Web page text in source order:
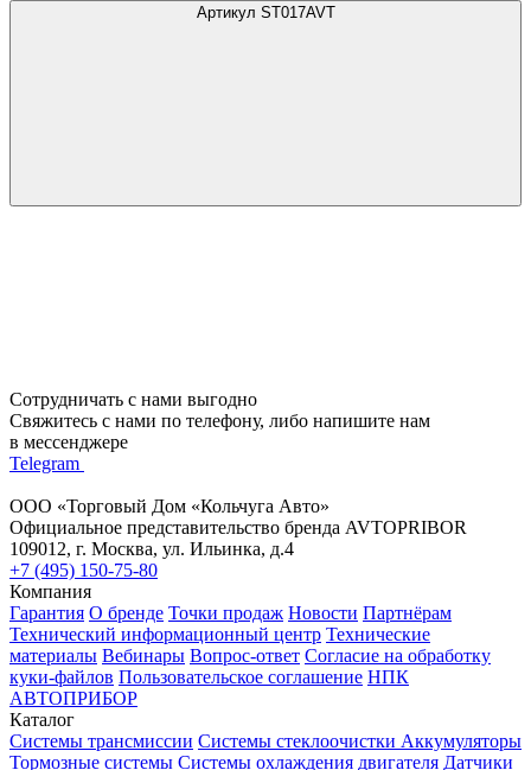
Артикул ST017AVT
Сотрудничать с нами выгодно
Свяжитесь с нами по телефону, либо напишите нам
в мессенджере
Telegram
ООО «Торговый Дом «Кольчуга Авто»
Официальное представительство бренда AVTOPRIBOR
109012, г. Москва, ул. Ильинка, д.4
+7 (495) 150-75-80
Компания
Гарантия О бренде Точки продаж Новости Партнёрам
Технический информационный центр Технические
материалы Вебинары Вопрос-ответ Согласие на обработку
куки-файлов Пользовательское соглашение НПК
АВТОПРИБОР
Каталог
Системы трансмиссии Системы стеклоочистки Аккумуляторы
Тормозные системы Системы охлаждения двигателя Датчики